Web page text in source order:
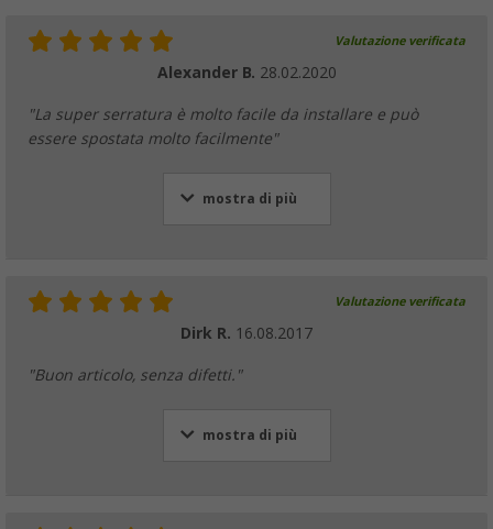
Valutazione verificata
Alexander B. 28.02.2020
"La super serratura è molto facile da installare e può
essere spostata molto facilmente"
mostra di più
Valutazione verificata
Dirk R. 16.08.2017
"Buon articolo, senza difetti."
mostra di più